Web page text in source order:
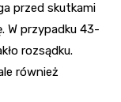
przed skutkami
W przypadku 43-
rozsądku.
również